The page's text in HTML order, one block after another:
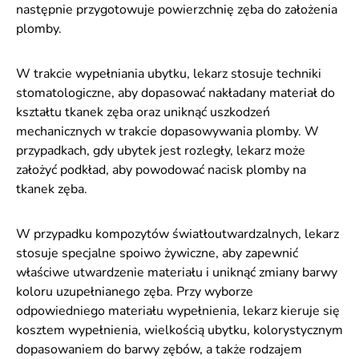
następnie przygotowuje powierzchnię zęba do założenia
plomby.
W trakcie wypełniania ubytku, lekarz stosuje techniki
stomatologiczne, aby dopasować nakładany materiał do
kształtu tkanek zęba oraz uniknąć uszkodzeń
mechanicznych w trakcie dopasowywania plomby. W
przypadkach, gdy ubytek jest rozległy, lekarz może
założyć podkład, aby powodować nacisk plomby na
tkanek zęba.
W przypadku kompozytów światłoutwardzalnych, lekarz
stosuje specjalne spoiwo żywiczne, aby zapewnić
właściwe utwardzenie materiału i uniknąć zmiany barwy
koloru uzupełnianego zęba. Przy wyborze
odpowiedniego materiału wypełnienia, lekarz kieruje się
kosztem wypełnienia, wielkością ubytku, kolorystycznym
dopasowaniem do barwy zębów, a także rodzajem